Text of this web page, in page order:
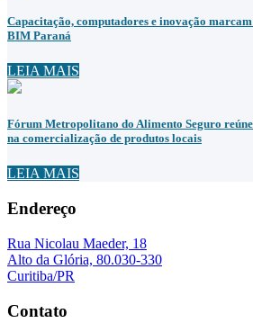
Capacitação, computadores e inovação
BIM Paraná
LEIA MAIS
Fórum Metropolitano do Alimento Seguro
na comercialização de produtos locais
LEIA MAIS
Endereço
Rua Nicolau Maeder, 18
Alto da Glória, 80.030-330
Curitiba/PR
Contato